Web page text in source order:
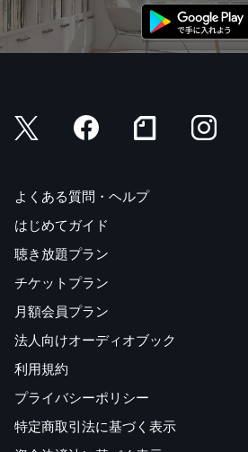
よくある質問・ヘルプ
はじめてガイド
聴き放題プラン
チケットプラン
月額会員プラン
法人向けオーディオブック
利用規約
プライバシーポリシー
特定商取引法に基づく表示